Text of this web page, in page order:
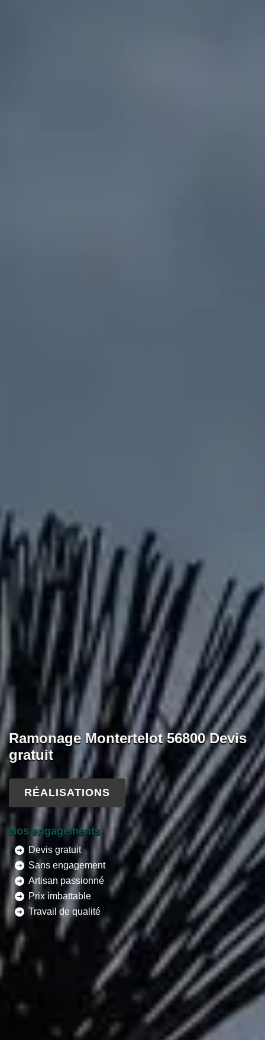
Ramonage Montertelot 56800 Devis
gratuit
RÉALISATIONS
Nos engagements
Devis gratuit
Sans engagement
Artisan passionné
Prix imbattable
Travail de qualité